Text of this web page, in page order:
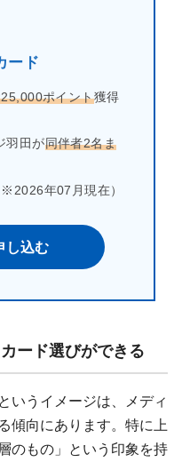
ード
ポイント獲得
羽田が同伴者2名ま
※2026年07月現在）
し込む
ード選びができる
いうイメージは、メディ
傾向にあります。特に上
のもの」という印象を持